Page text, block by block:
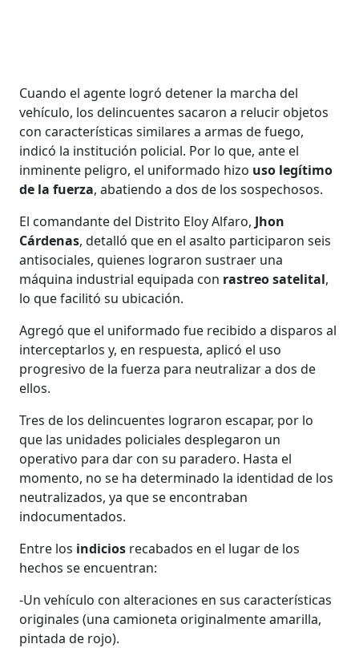
Cuando el agente logró detener la marcha del
vehículo, los delincuentes sacaron a relucir objetos
con características similares a armas de fuego,
indicó la institución policial. Por lo que, ante el
inminente peligro, el uniformado hizo uso legítimo
de la fuerza, abatiendo a dos de los sospechosos.
El comandante del Distrito Eloy Alfaro, Jhon
Cárdenas, detalló que en el asalto participaron seis
antisociales, quienes lograron sustraer una
máquina industrial equipada con rastreo satelital,
lo que facilitó su ubicación.
Agregó que el uniformado fue recibido a disparos al
interceptarlos y, en respuesta, aplicó el uso
progresivo de la fuerza para neutralizar a dos de
ellos.
Tres de los delincuentes lograron escapar, por lo
que las unidades policiales desplegaron un
operativo para dar con su paradero. Hasta el
momento, no se ha determinado la identidad de los
neutralizados, ya que se encontraban
indocumentados.
Entre los indicios recabados en el lugar de los
hechos se encuentran:
-Un vehículo con alteraciones en sus características
originales (una camioneta originalmente amarilla,
pintada de rojo).